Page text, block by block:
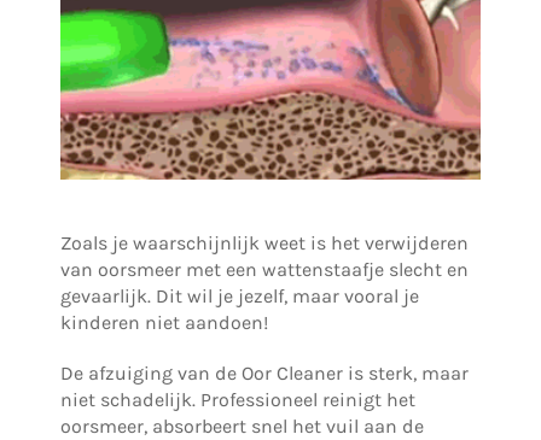
Zoals je waarschijnlijk weet is het verwijderen
van oorsmeer met een wattenstaafje slecht en
gevaarlijk. Dit wil je jezelf, maar vooral je
kinderen niet aandoen!
De afzuiging van de Oor Cleaner is sterk, maar
niet schadelijk. Professioneel reinigt het
oorsmeer, absorbeert snel het vuil aan de